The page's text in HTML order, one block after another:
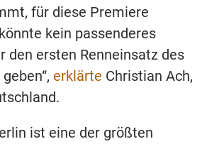
für diese Premiere
kein passenderes
den ersten Renneinsatz des
erklärte Christian Ach,
ist eine der größten